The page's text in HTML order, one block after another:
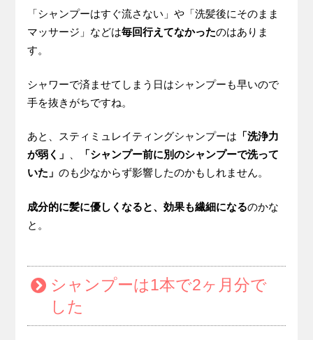
「シャンプーはすぐ流さない」や「洗髪後にそのまま
マッサージ」などは毎回行えてなかったのはありま
す。
シャワーで済ませてしまう日はシャンプーも早いので
手を抜きがちですね。
あと、スティミュレイティングシャンプーは 「洗浄力
が弱く」
「シャンプー前に別のシャンプーで洗って
いた」 のも少なからず影響したのかもしれません。
成分的に髪に優しくなると、効果も繊細になるのかな
と。
シャンプーは1本で2ヶ月分で
した